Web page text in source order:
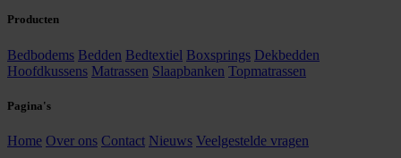
Producten
Bedbodems Bedden Bedtextiel Boxsprings Dekbedden
Hoofdkussens Matrassen Slaapbanken Topmatrassen
Pagina's
Home Over ons Contact Nieuws Veelgestelde vragen